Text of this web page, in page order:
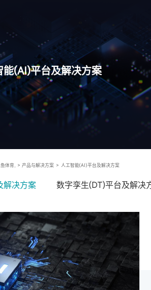
能(AI)平台及解决方案
体育, > 产品与解决方案 > 人工智能(AI)平台及解决方案
解决方案 数字孪生(DT)平台及解决